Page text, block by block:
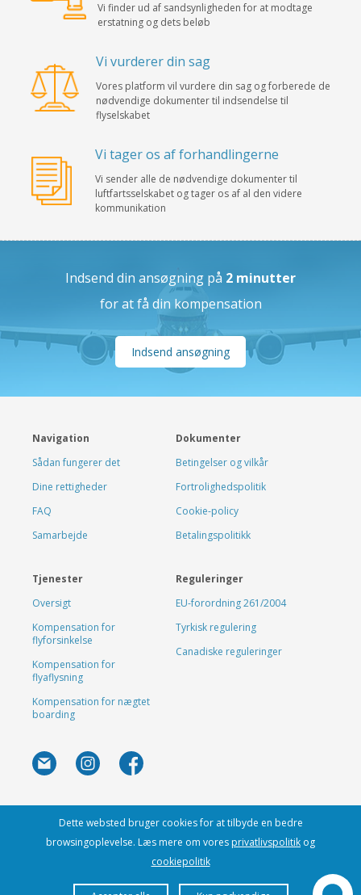
Vi finder ud af sandsynligheden for at modtage
erstatning og dets beløb
Vi vurderer din sag
Vores platform vil vurdere din sag og forberede de
nødvendige dokumenter til indsendelse til
flyselskabet
Vi tager os af forhandlingerne
Vi sender alle de nødvendige dokumenter til
luftfartsselskabet og tager os af al den videre
kommunikation
Indsend din ansøgning på 2 minutter
for at få din kompensation
Indsend ansøgning
Navigation
Sådan fungerer det
Dine rettigheder
FAQ
Samarbejde
Dokumenter
Betingelser og vilkår
Fortrolighedspolitik
Cookie-policy
Betalingspolitikk
Tjenester
Oversigt
Kompensation for
flyforsinkelse
Kompensation for
flyaflysning
Kompensation for nægtet
boarding
Reguleringer
EU-forordning 261/2004
Tyrkisk regulering
Canadiske reguleringer
Dette websted bruger cookies for at tilbyde en bedre
browsingoplevelse. Læs mere om vores privatlivspolitik og
cookiepolitik